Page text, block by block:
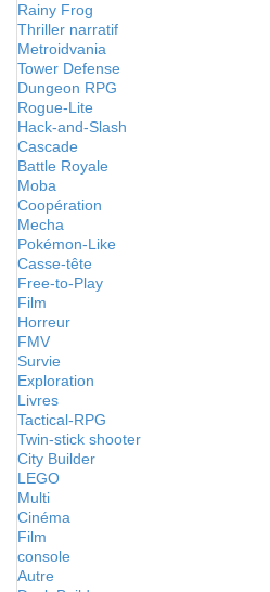
Rainy Frog
Thriller narratif
Metroidvania
Tower Defense
Dungeon RPG
Rogue-Lite
Hack-and-Slash
Cascade
Battle Royale
Moba
Coopération
Mecha
Pokémon-Like
Casse-tête
Free-to-Play
Film
Horreur
FMV
Survie
Exploration
Livres
Tactical-RPG
Twin-stick shooter
City Builder
LEGO
Multi
Cinéma
Film
console
Autre